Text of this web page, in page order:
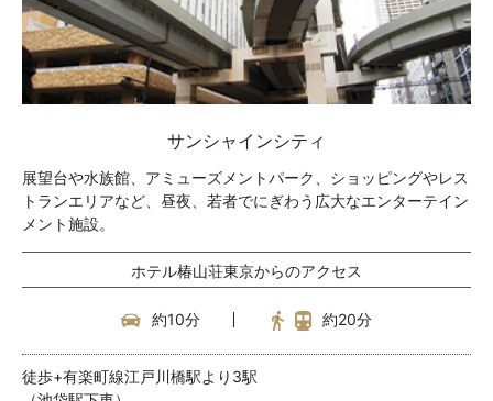
サンシャインシティ
展望台や水族館、アミューズメントパーク、ショッピングやレス
トランエリアなど、昼夜、若者でにぎわう広大なエンターテイン
メント施設。
ホテル椿山荘東京からのアクセス
約10分 約20分
徒歩+有楽町線江戸川橋駅より3駅